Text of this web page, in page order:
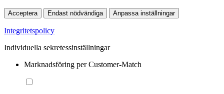
Acceptera Endast nödvändiga Anpassa inställningar
Integritetspolicy
Individuella sekretessinställningar
Marknadsföring per Customer-Match